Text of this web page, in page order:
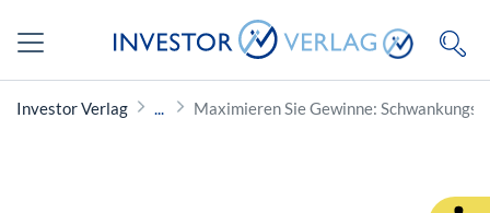
Investor Verlag Maximieren Sie Gewinne: